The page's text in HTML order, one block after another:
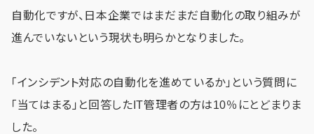
自動化ですが、日本企業ではまだまだ自動化の取り組みが
進んでいないという現状も明らかとなりました。
「インシデント対応の自動化を進めているか」という質問に
「当てはまる」と回答したIT管理者の方は10％にとどまりま
した。